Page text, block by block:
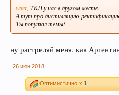
Этот сайт использует
veter , ТКЛ у нас в другом месте.
А тут про дистилляцию-
Ты попутал темы!
ну растреляй меня, как
26 июн 2018
Оптимистично x 1